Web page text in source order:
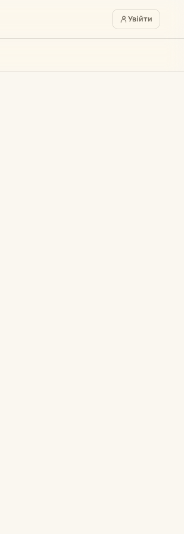
Увійти